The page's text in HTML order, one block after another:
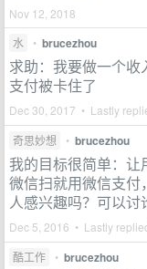
Nov 12, 2018
水
• brucezhou
求助：我要做一个
支付被卡住了
Dec 30, 2017 • Lastly
奇思妙想 • brucezhou
我的目标很简单：让
微信扫就用微信支付
人感兴趣吗？可以讨
Dec 5, 2016 • Lastly
酷工作 • brucezhou